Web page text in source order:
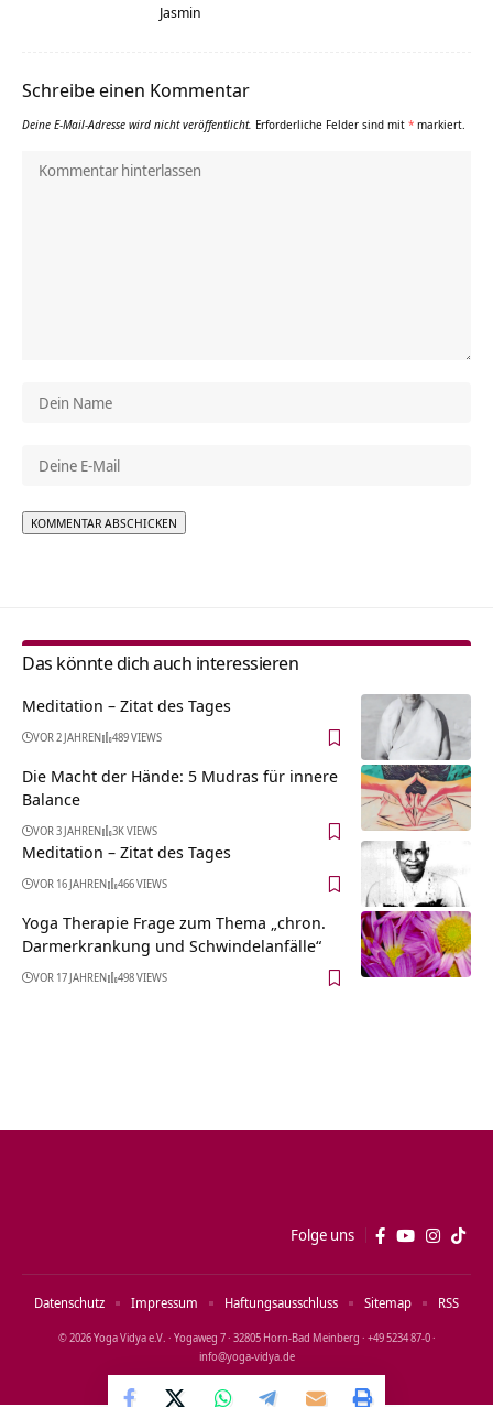
Jasmin
Schreibe einen Kommentar
Deine E-Mail-Adresse wird nicht veröffentlicht. Erforderliche Felder sind mit * markiert.
Das könnte dich auch interessieren
Meditation – Zitat des Tages
VOR 2 JAHREN 489 VIEWS
Die Macht der Hände: 5 Mudras für innere
Balance
VOR 3 JAHREN 3K VIEWS
Meditation – Zitat des Tages
VOR 16 JAHREN 466 VIEWS
Yoga Therapie Frage zum Thema „chron.
Darmerkrankung und Schwindelanfälle“
VOR 17 JAHREN 498 VIEWS
Folge uns
© 2026 Yoga Vidya e.V. · Yogaweg 7 · 32805 Horn‑Bad Meinberg · +49 5234 87‑0 ·
info@yoga‑vidya.de
Datenschutz Impressum Haftungsausschluss Sitemap RSS